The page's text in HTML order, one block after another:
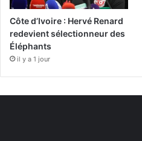
Côte d’Ivoire : Hervé Renard
redevient sélectionneur des
Éléphants
il y a 1 jour